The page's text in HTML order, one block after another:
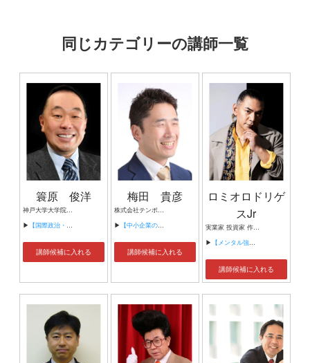
同じカテゴリーの講師一覧
簑原 俊洋
神戸大学大学院法学研究科 教授 インド太平洋問題研究所 理事長 株式会社KREAB シニア・アドバイザー 関西経済同友会グローバル適塾安保グループ 講師
▶ 【国際政治・安全保障・日米関係】
講師候補に入れる
梅田 貴彦
株式会社テンポイント 代表取締役 社会保険労務士法人オフィス・テンポイント 代表社員 特定非営利活動法人ららの家 理事 特定社会保険労務士 社会福祉士 採用定着士
▶ 【中小企業の採用戦略と組織の作り方】
講師候補に入れる
ロミオロドリゲ
スJr
実業家 投資家 作家 プロフェッショナル・メンタリスト アフリカ金鉱山（東京ドーム664個分）のオーナー 金鉱山開発会社（META-METAL CONGO）代表取締役 ビジネス心理専門家
▶ 【メンタル強化: リーダーのためのストレスマネジメント戦略】
講師候補に入れる